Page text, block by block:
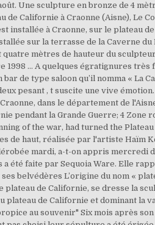
Une sculpture en bronze de 4
Californie à Craonne (Aisne), Le
installée à Craonne, sur le plateau
sur la terrasse de la Caverne
mètres de hauteur du
… A quelques égratignures très
de type saloon qu’il nomma «
pesant , t suscite une vive
dans le département de
pendant la Grande Guerre; 4
of the war, had turned the
haut, réalisée par l'artiste Haïm
mardi, a-t-on appris
a été faite par Sequoia Ware. Elle
belvédères L’origine du nom «
plateau de Californie, se dresse la
plateau de Californie et dominant la
au souvenir" Six mois après son